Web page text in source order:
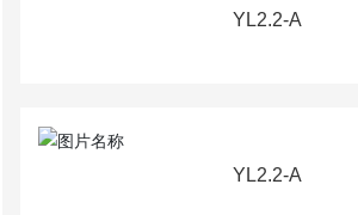
YL2.2-A
YL2.2-A